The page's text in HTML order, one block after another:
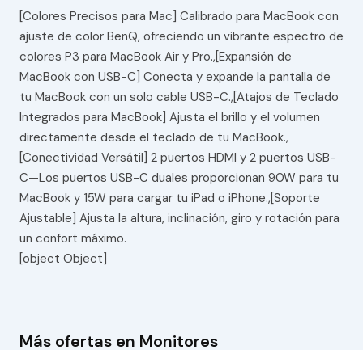
[Colores Precisos para Mac] Calibrado para MacBook con
ajuste de color BenQ, ofreciendo un vibrante espectro de
colores P3 para MacBook Air y Pro.,[Expansión de
MacBook con USB-C] Conecta y expande la pantalla de
tu MacBook con un solo cable USB-C.,[Atajos de Teclado
Integrados para MacBook] Ajusta el brillo y el volumen
directamente desde el teclado de tu MacBook.,
[Conectividad Versátil] 2 puertos HDMI y 2 puertos USB-
C—Los puertos USB-C duales proporcionan 90W para tu
MacBook y 15W para cargar tu iPad o iPhone.,[Soporte
Ajustable] Ajusta la altura, inclinación, giro y rotación para
un confort máximo.
[object Object]
Más ofertas en Monitores